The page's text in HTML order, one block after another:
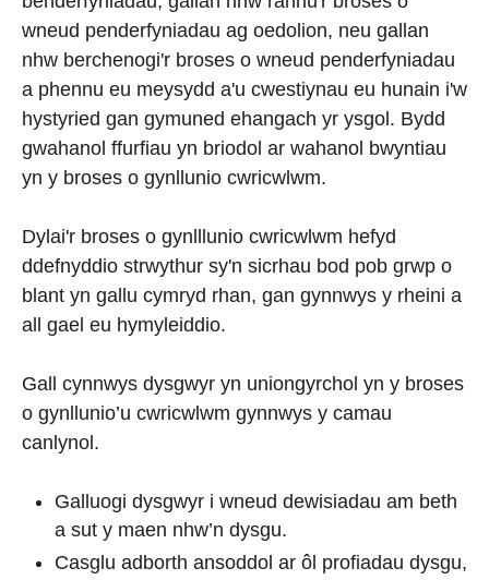
wneud penderfyniadau ag oedolion, neu gallan
nhw berchenogi'r broses o wneud penderfyniadau
a phennu eu meysydd a'u cwestiynau eu hunain i'w
hystyried gan gymuned ehangach yr ysgol. Bydd
gwahanol ffurfiau yn briodol ar wahanol bwyntiau
yn y broses o gynllunio cwricwlwm.
Dylai'r broses o gynlllunio cwricwlwm hefyd
ddefnyddio strwythur sy'n sicrhau bod pob grwp o
blant yn gallu cymryd rhan, gan gynnwys y rheini a
all gael eu hymyleiddio.
Gall cynnwys dysgwyr yn uniongyrchol yn y broses
o gynllunio’u cwricwlwm gynnwys y camau
canlynol.
Galluogi dysgwyr i wneud dewisiadau am beth
a sut y maen nhw’n dysgu.
Casglu adborth ansoddol ar ôl profiadau dysgu,